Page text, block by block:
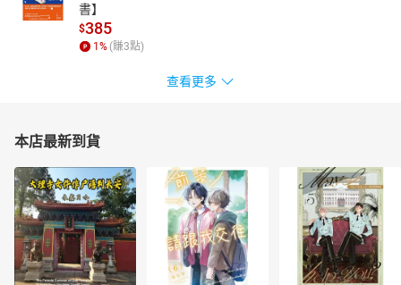
書】
$385
1 % (賺3點)
查看更多
本店最新到貨